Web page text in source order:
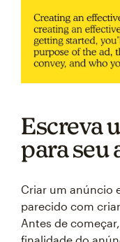
Escreva
para seu
Criar um anúncio
parecido com
Antes de